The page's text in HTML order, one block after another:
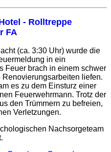
- Rolltreppe
FA
(ca. 3:30 Uhr) wurde die
in ein
Feuer brach in einem schwer
liefen.
es zu dem Einsturz einer
Feuerwehrmann. Trotz der
den Trümmern zu befreien,
Verletzungen.
Nachsorgeteam